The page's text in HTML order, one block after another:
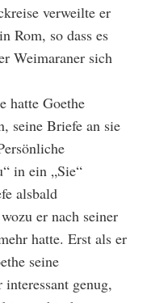
verweilte er
Rom, so dass es
Weimaraner sich
Goethe
seine Briefe an sie
in ein „Sie“
alsbald
er nach seiner
hatte. Erst als er
seine
genug,